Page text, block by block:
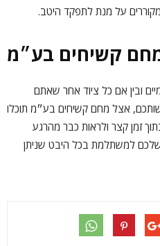
על מנת לתפקד היטב.
קשיחים בע״מ
ובין אם כל ציוד אחר שאתם
אצל מחם קשיחים בע״מ תוכלו
זמן קצר ולראות כבר מהרגע
למשתלמת בכל היבט שניתן